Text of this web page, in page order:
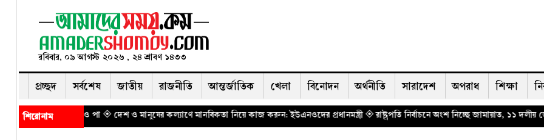
রবিবার, ০৯ আগস্ট ২০২৬ , ২৪ শ্রাবণ ১৪৩৩
প্রচ্ছদ সর্বশেষ জাতীয় রাজনীতি আন্তর্জাতিক খেলা বিনোদন অর্থনীতি সারাদেশ অপরাধ শিক্ষা
শিরোনাম
ও পা◈ দেশ ও মানুষের কল্যাণে মানবিকতা নিয়ে কাজ করুন: ইউএনওদের প্রধানমন্ত্রী◈ রাষ্ট্রপতি নির্বাচনে অংশ নিচ্ছে জামায়াত, ১১ দলীয় জোটের একক প্রার্থী